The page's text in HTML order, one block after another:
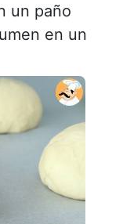
un paño
en un